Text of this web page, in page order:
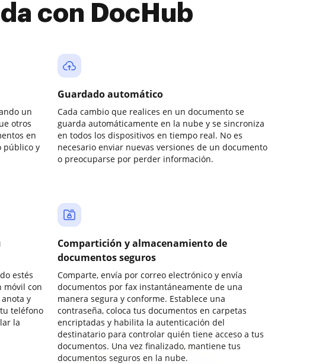
con DocHub
un
otros
en
público y
Guardado automático
Cada cambio que realices en un documento se
guarda automáticamente en la nube y se sincroniza
en todos los dispositivos en tiempo real. No es
necesario enviar nuevas versiones de un documento
o preocuparse por perder información.
estés
móvil con
y
teléfono
la
Compartición y almacenamiento de
documentos seguros
Comparte, envía por correo electrónico y envía
documentos por fax instantáneamente de una
manera segura y conforme. Establece una
contraseña, coloca tus documentos en carpetas
encriptadas y habilita la autenticación del
destinatario para controlar quién tiene acceso a tus
documentos. Una vez finalizado, mantiene tus
documentos seguros en la nube.